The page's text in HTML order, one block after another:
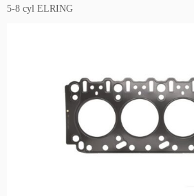
treści
5-8 cyl ELRING